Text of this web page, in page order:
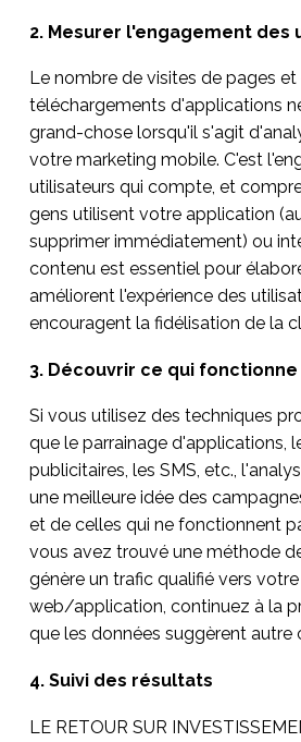
2. Mesurer l'engagement des
Le nombre de visites de pages et
téléchargements d'applications
grand-chose lorsqu'il s'agit
votre marketing mobile. C'est
utilisateurs qui compte, et
gens utilisent votre application
supprimer immédiatement) ou
contenu est essentiel pour
améliorent l'expérience des
encouragent la fidélisation de la
3. Découvrir ce qui fonctionne
Si vous utilisez des techniques
que le parrainage d'applications,
publicitaires, les SMS, etc.,
une meilleure idée des
et de celles qui ne fonctionnent
vous avez trouvé une méthode
génère un trafic qualifié vers
web/application, continuez à la
que les données suggèrent autre
4. Suivi des résultats
LE RETOUR SUR